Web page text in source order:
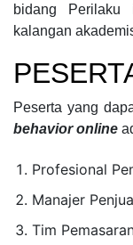
bidang
Perilaku
kalangan
Peserta yang
behavior online
Profesional
Manajer
Tim